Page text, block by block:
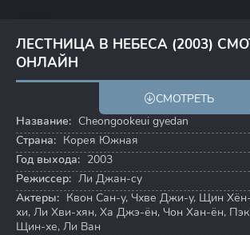
ЛЕСТНИЦА В НЕБЕСА (2003)
ОНЛАЙН
СМОТРЕТЬ
Название: Cheongookeui gyedan
Страна: Корея Южная
Год выхода: 2003
Режиссер: Ли Джан-су
Актеры: Квон Сан-у, Чхве Джи-у, Щин
хи, Ли Хви-хян, Ха Джэ-ён, Чон Хан-ён,
Щин-хе, Ли Ван